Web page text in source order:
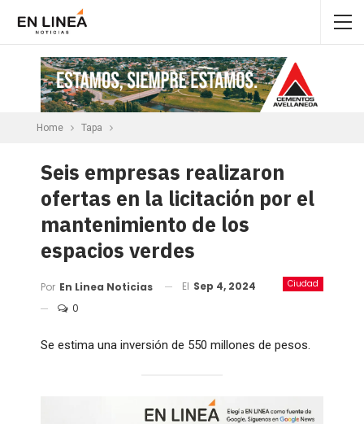
Home Tapa
Seis empresas realizaron
ofertas en la licitación por el
mantenimiento de los
espacios verdes
Ciudad
Por En Linea Noticias El Sep 4, 2024
0
Se estima una inversión de 550 millones de pesos.